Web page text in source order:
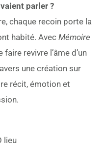
parler ?
chaque recoin porte la
habité. Avec Mémoire
revivre l’âme d’un
une création sur
récit, émotion et